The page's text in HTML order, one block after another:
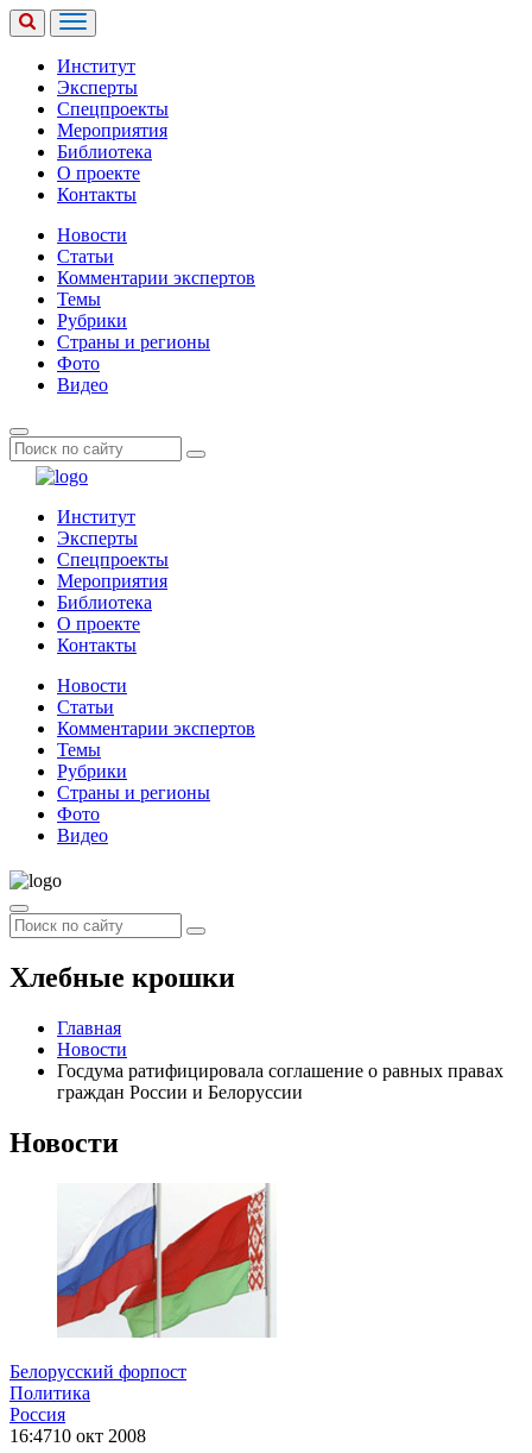
Институт
Эксперты
Спецпроекты
Мероприятия
Библиотека
О проекте
Контакты
Новости
Статьи
Комментарии экспертов
Темы
Рубрики
Страны и регионы
Фото
Видео
Институт
Эксперты
Спецпроекты
Мероприятия
Библиотека
О проекте
Контакты
Новости
Статьи
Комментарии экспертов
Темы
Рубрики
Страны и регионы
Фото
Видео
Хлебные крошки
Главная
Новости
Госдума ратифицировала соглашение о равных правах
граждан России и Белоруссии
Новости
Белорусский форпост
Политика
Россия
16:4710 окт 2008